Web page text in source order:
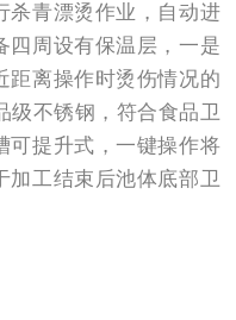
杀青漂烫作业，自动进
四周设有保温层，一是
距离操作时烫伤情况的
级不锈钢，符合食品卫
可提升式，一键操作将
加工结束后池体底部卫